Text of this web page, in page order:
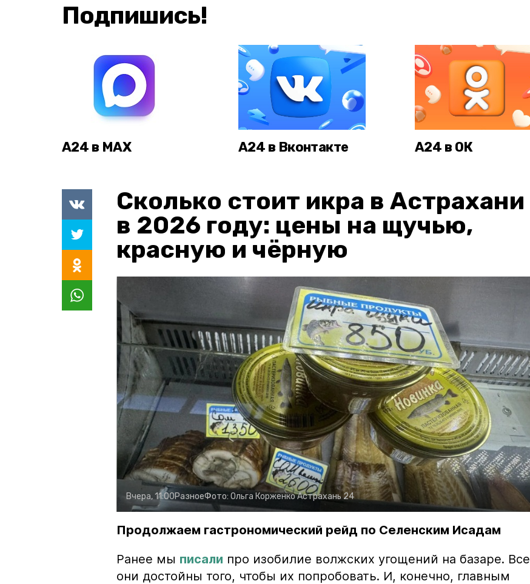
Подпишись!
А24 в MAX А24 в Вконтакте А24 в ОК
Сколько стоит икра в Астрахани
в 2026 году: цены на щучью,
красную и чёрную
Вчера, 11:00РазноеФото: Ольга КорженкоАстрахань 24
Продолжаем гастрономический рейд по Селенским Исадам
Ранее мы писали про изобилие волжских угощений на базаре. Все
они достойны того, чтобы их попробовать. И, конечно, главным